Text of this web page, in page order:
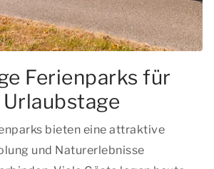
Ferienparks für
bieten eine attraktive
und Naturerlebnisse